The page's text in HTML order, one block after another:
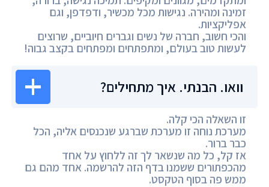
זמינה ומהירה. נגישות מכל מכשיר, ודפדפן, וגם
אפליקציות.
והכי חשוב, חברה של נשים וגברים חיוביים, שרוצים
לעשות טוב בעולם, ומתפתחים ומפתחים בקצב גבוה!
וואו. הבנתי. איך מתחילים?
זו השאלה הכי קלה.
מערכת נוחה זו מערכת שברגע שנכנסים אליה, הכל
כבר ברור.
אז קל, כל מה שנשאר לך זה ללחוץ על אחד
מהכפתורים ששמנו בדף הזה להרשמה. אחד מהם גם
ממש פה בסוף הטקסט.